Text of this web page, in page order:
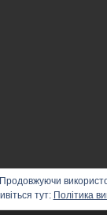
тут: Політика
ArakayMajena